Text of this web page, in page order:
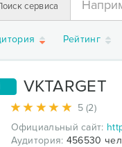
сервиса
Рейтинг
VKTARGET
5 (2)
Официальный сайт:
Аудитория: 456530